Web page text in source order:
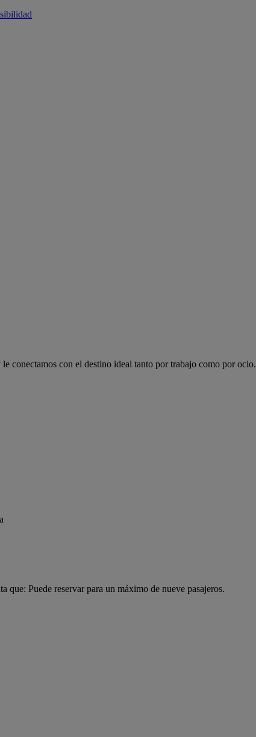
conectamos con el destino ideal tanto por trabajo como por ocio.
que: Puede reservar para un máximo de nueve pasajeros.